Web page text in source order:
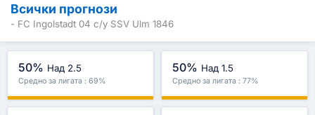
Всички прогнози
- FC Ingolstadt 04 с/у SSV Ulm 1846
50% Над 2.5
Средно за лигата : 69%
50% Над 1.5
Средно за лигата : 77%